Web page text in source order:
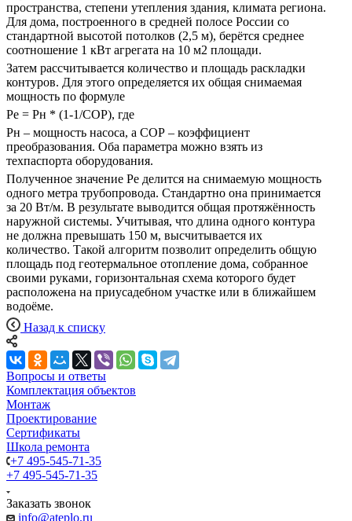
пространства, степени утепления здания, климата региона.
Для дома, построенного в средней полосе России со
стандартной высотой потолков (2,5 м), берётся среднее
соотношение 1 кВт агрегата на 10 м2 площади.
Затем рассчитывается количество и площадь раскладки
контуров. Для этого определяется их общая снимаемая
мощность по формуле
Pе = Pн * (1-1/СОР), где
Pн – мощность насоса, а СОР – коэффициент
преобразования. Оба параметра можно взять из
техпаспорта оборудования.
Полученное значение Pе делится на снимаемую мощность
одного метра трубопровода. Стандартно она принимается
за 20 Вт/м. В результате выводится общая протяжённость
наружной системы. Учитывая, что длина одного контура
не должна превышать 150 м, высчитывается их
количество. Такой алгоритм позволит определить общую
площадь под геотермальное отопление дома, собранное
своими руками, горизонтальная схема которого будет
расположена на приусадебном участке или в ближайшем
водоёме.
Назад к списку
Вопросы и ответы
Комплектация объектов
Монтаж
Проектирование
Сертификаты
Школа ремонта
+7 495-545-71-35
+7 495-545-71-35
Заказать звонок
info@ateplo.ru